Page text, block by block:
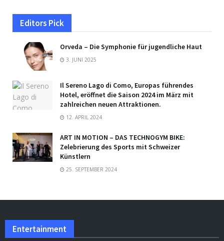
Editors Pick
Orveda – Die Symphonie für jugendliche Haut
3. JUNI 2025
Il Sereno Lago di Como, Europas führendes
Hotel, eröffnet die Saison 2024 im März mit
zahlreichen neuen Attraktionen.
12. APRIL 2024
ART IN MOTION – DAS TECHNOGYM BIKE:
Zelebrierung des Sports mit Schweizer
Künstlern
25. SEPTEMBER 2024
Entertainment